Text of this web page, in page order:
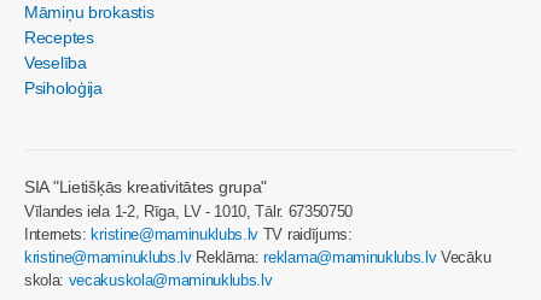
Māmiņu brokastis
Receptes
Veselība
Psiholoģija
SIA "Lietišķās kreativitātes grupa"
Vīlandes iela 1-2, Rīga, LV - 1010, Tālr. 67350750
Internets:kristine@maminuklubs.lv TV raidījums:
kristine@maminuklubs.lvReklāma:reklama@maminuklubs.lvVecāku
skola: vecakuskola@maminuklubs.lv